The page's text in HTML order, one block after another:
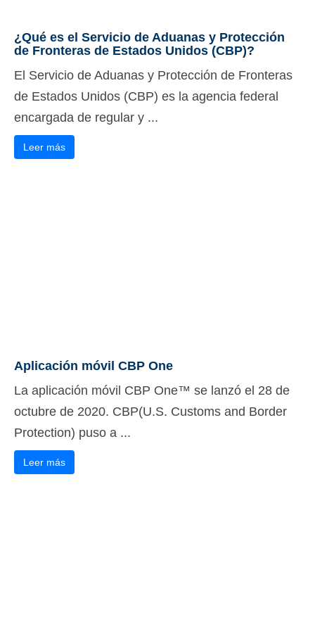
¿Qué es el Servicio de Aduanas y Protección
de Fronteras de Estados Unidos (CBP)?
El Servicio de Aduanas y Protección de Fronteras
de Estados Unidos (CBP) es la agencia federal
encargada de regular y ...
Leer más
Aplicación móvil CBP One
La aplicación móvil CBP One™ se lanzó el 28 de
octubre de 2020. CBP(U.S. Customs and Border
Protection) puso a ...
Leer más